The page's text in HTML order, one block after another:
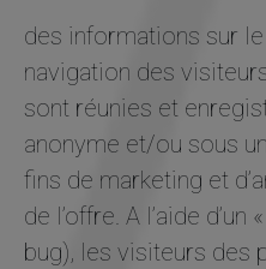
des informations sur
navigation des
sont réunies et
anonyme et/ou sous
fins de marketing et
de l’offre. A l’aide
bug), les visiteurs des